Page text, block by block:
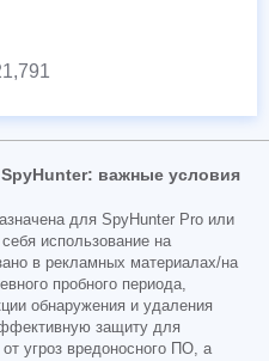
важные условия
для SpyHunter Pro или
использование на
в рекламных материалах/на
пробного периода,
обнаружения и удаления
защиту для
угроз вредоносного ПО, а